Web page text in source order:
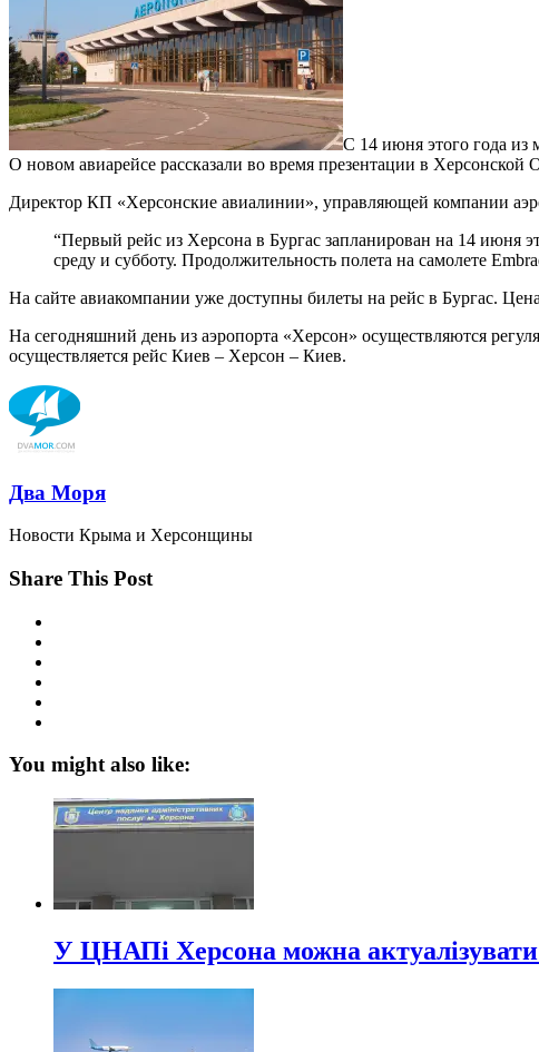
С 14 июня этого года из
О новом авиарейсе рассказали во время презентации в Херсонской
Директор КП «Херсонские авиалинии», управляющей компании
“Первый рейс из Херсона в Бургас запланирован на 14 июня
среду и субботу. Продолжительность полета на самолете
На сайте авиакомпании уже доступны билеты на рейс в Бургас.
На сегодняшний день из аэропорта «Херсон» осуществляются
осуществляется рейс Киев – Херсон – Киев.
Два Моря
Новости Крыма и Херсонщины
Share This Post
You might also like:
У ЦНАПі Херсона можна актуалізувати